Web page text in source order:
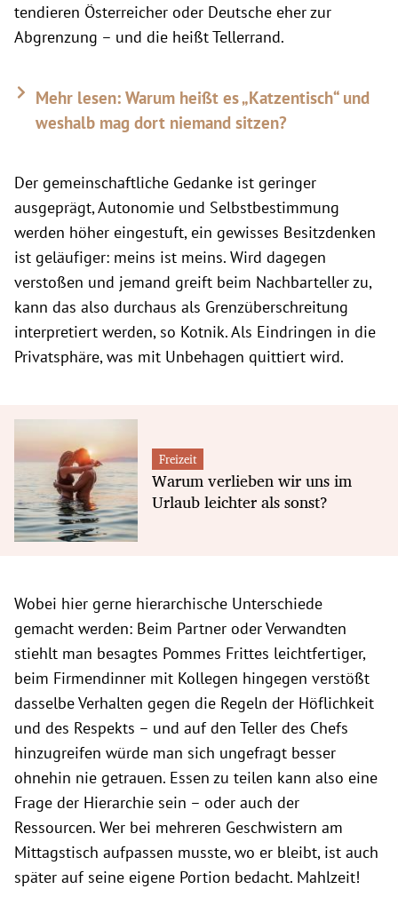
tendieren Österreicher oder Deutsche eher zur
Abgrenzung – und die heißt Tellerrand.
Mehr lesen: Warum heißt es „Katzentisch“ und
weshalb mag dort niemand sitzen?
Der gemeinschaftliche Gedanke ist geringer
ausgeprägt, Autonomie und Selbstbestimmung
werden höher eingestuft, ein gewisses Besitzdenken
ist geläufiger: meins ist meins. Wird dagegen
verstoßen und jemand greift beim Nachbarteller zu,
kann das also durchaus als Grenzüberschreitung
interpretiert werden, so Kotnik. Als Eindringen in die
Privatsphäre, was mit Unbehagen quittiert wird.
Freizeit
Warum verlieben wir uns im
Urlaub leichter als sonst?
Wobei hier gerne hierarchische Unterschiede
gemacht werden: Beim Partner oder Verwandten
stiehlt man besagtes Pommes Frittes leichtfertiger,
beim Firmendinner mit Kollegen hingegen verstößt
dasselbe Verhalten gegen die Regeln der Höflichkeit
und des Respekts – und auf den Teller des Chefs
hinzugreifen würde man sich ungefragt besser
ohnehin nie getrauen. Essen zu teilen kann also eine
Frage der Hierarchie sein – oder auch der
Ressourcen. Wer bei mehreren Geschwistern am
Mittagstisch aufpassen musste, wo er bleibt, ist auch
später auf seine eigene Portion bedacht. Mahlzeit!